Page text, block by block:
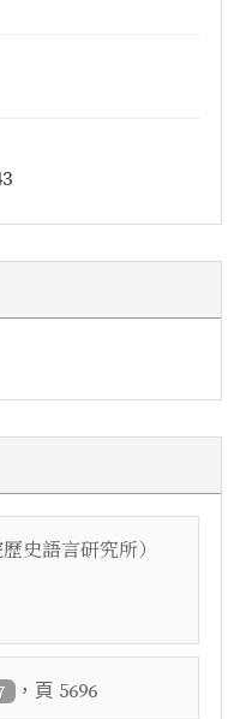
史語言研究所）
，頁 5696